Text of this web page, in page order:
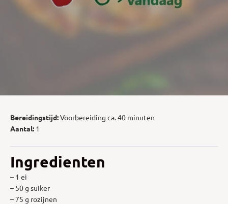
Bereidingstijd:Voorbereiding ca. 40 minuten
Aantal: 1
Ingredienten
– 1 ei
– 50 g suiker
– 75 g rozijnen